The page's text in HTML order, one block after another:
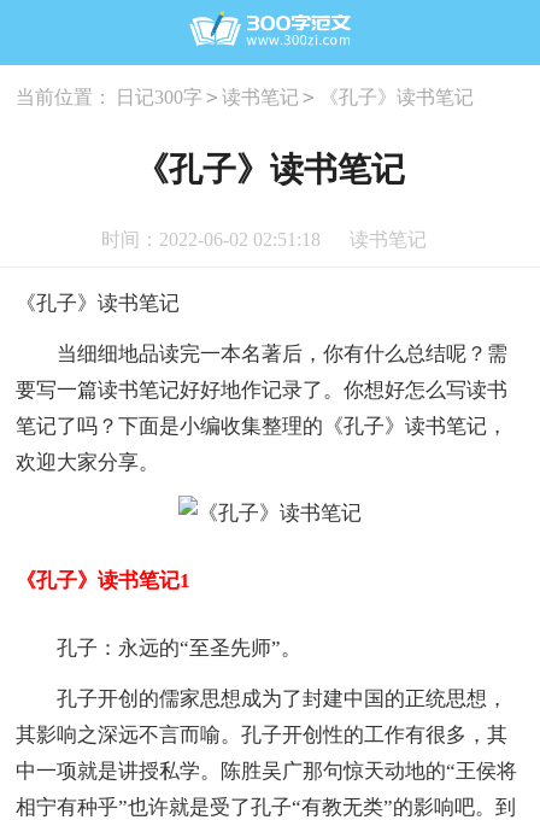
当前位置： 日记300字 > 读书笔记 > 《孔子》读书笔记
《孔子》读书笔记
时间：2022-06-02 02:51:18 读书笔记
《孔子》读书笔记
当细细地品读完一本名著后，你有什么总结呢？需
要写一篇读书笔记好好地作记录了。你想好怎么写读书
笔记了吗？下面是小编收集整理的《孔子》读书笔记，
欢迎大家分享。
《孔子》读书笔记1
孔子：永远的“至圣先师”。
孔子开创的儒家思想成为了封建中国的正统思想，
其影响之深远不言而喻。孔子开创性的工作有很多，其
中一项就是讲授私学。陈胜吴广那句惊天动地的“王侯将
相宁有种乎”也许就是受了孔子“有教无类”的影响吧。到